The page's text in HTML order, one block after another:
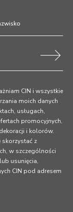
CIN i wszystkie
moich danych
usługach,
promocyjnych,
i kolorów.
skorzystać z
w szczególności
usunięcia,
CIN pod adresem